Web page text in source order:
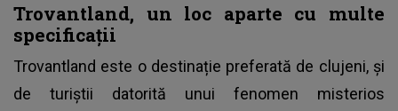
Trovantland, un loc aparte cu multe
specificații
Trovantland este o destinație preferată de clujeni, și
de turiștii datorită unui fenomen misterios